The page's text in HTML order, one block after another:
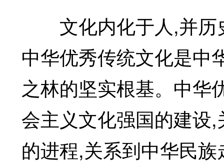
文化内化于人,并历
中华优秀传统文化是中
之林的坚实根基。中华
会主义文化强国的建设
的进程,关系到中华民